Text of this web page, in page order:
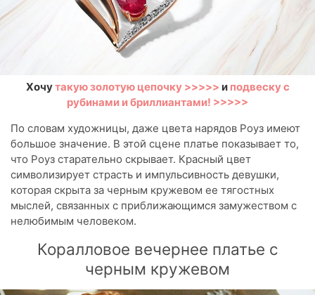
Хочутакую золотую цепочку >>>>> и подвеску с
рубинами и бриллиантами! >>>>>
По словам художницы, даже цвета нарядов Роуз имеют
большое значение. В этой сцене платье показывает то,
что Роуз старательно скрывает. Красный цвет
символизирует страсть и импульсивность девушки,
которая скрыта за черным кружевом ее тягостных
мыслей, связанных с приближающимся замужеством с
нелюбимым человеком.
Коралловое вечернее платье с
черным кружевом